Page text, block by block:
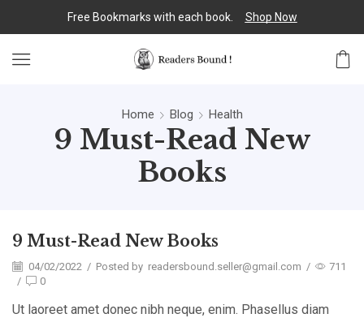
Free Bookmarks with each book. Shop Now
Home Blog Health
9 Must-Read New
Books
9 Must-Read New Books
04/02/2022 / Posted by readersbound.seller@gmail.com /
711
/
0
Ut laoreet amet donec nibh neque, enim. Phasellus diam